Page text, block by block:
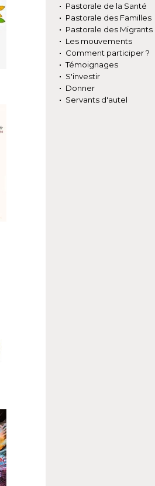
Pastorale de la Santé
Pastorale des Familles
Pastorale des Migrants
Les mouvements
Comment participer ?
Témoignages
S'investir
Donner
Servants d'autel